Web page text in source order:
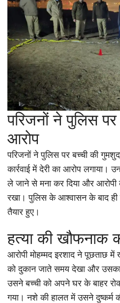
परिजनों ने पुलिस पर
आरोप
परिजनों ने पुलिस पर बच्ची की
कार्रवाई में देरी का आरोप लगाया।
ले जाने से मना कर दिया और आरोपी
रखा। पुलिस के आश्वासन के बाद ही
तैयार हुए।
हत्या की खौफनाक
आरोपी मोहम्मद इरशाद ने पूछताछ
को दुकान जाते समय देखा और
उसने बच्ची को अपने घर के बाहर
गया। नशे की हालत में उसने